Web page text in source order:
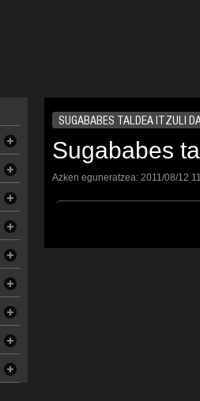
SUGABABES TALDEA ITZULI
Sugababes
Azken eguneratzea: 2011/08/12